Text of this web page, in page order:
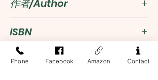
受到黑暗力量誘惑，徘徊在光明與
黑暗之間……他是否能及時回頭呢？
本書特點：
作者/Author
Translator: 高君怡
ISBN
9789620869754
Phone Facebook Amazon Contact